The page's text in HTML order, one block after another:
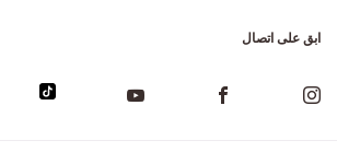
ابق على اتصال